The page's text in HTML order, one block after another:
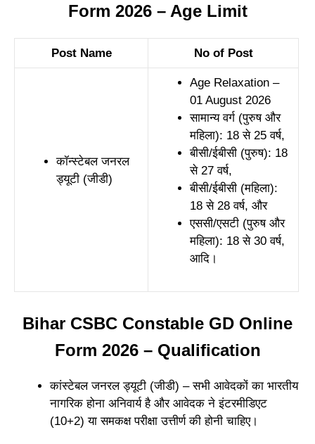
Form 2026 – Age Limit
Post Name No of Post
कॉन्स्टेबल जनरल
ड्यूटी (जीडी)
Age Relaxation –
01 August 2026
सामान्य वर्ग (पुरुष और
महिला): 18 से 25 वर्ष,
बीसी/ईबीसी (पुरुष): 18
से 27 वर्ष,
बीसी/ईबीसी (महिला):
18 से 28 वर्ष, और
एससी/एसटी (पुरुष और
महिला): 18 से 30 वर्ष,
आदि।
Bihar CSBC Constable GD Online
Form 2026 – Qualification
कांस्टेबल जनरल ड्यूटी (जीडी) – सभी आवेदकों का भारतीय
नागरिक होना अनिवार्य है और आवेदक ने इंटरमीडिएट
(10+2) या समकक्ष परीक्षा उत्तीर्ण की होनी चाहिए।